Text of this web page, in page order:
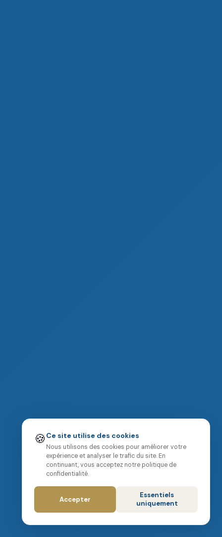
🍪 Ce site utilise des cookies
Nous utilisons des cookies pour améliorer votre
expérience et analyser le trafic du site. En
continuant, vous acceptez notre politique de
confidentialité.
Accepter
Essentiels
uniquement